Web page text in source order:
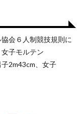
会６人制競技規則に
子モルテン
2m43cm、女子